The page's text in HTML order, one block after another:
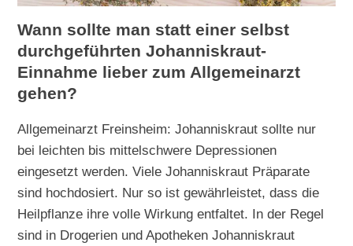
Wann sollte man statt einer selbst
durchgeführten Johanniskraut-
Einnahme lieber zum Allgemeinarzt
gehen?
Allgemeinarzt Freinsheim: Johanniskraut sollte nur
bei leichten bis mittelschwere Depressionen
eingesetzt werden. Viele Johanniskraut Präparate
sind hochdosiert. Nur so ist gewährleistet, dass die
Heilpflanze ihre volle Wirkung entfaltet. In der Regel
sind in Drogerien und Apotheken Johanniskraut